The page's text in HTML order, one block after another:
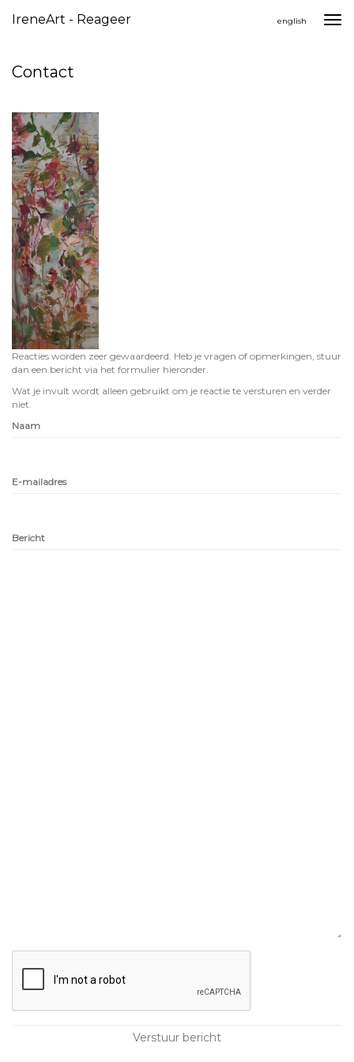
IreneArt - Reageer english
Contact
Reacties worden zeer gewaardeerd. Heb je vragen of opmerkingen, stuur
dan een bericht via het formulier hieronder.
Wat je invult wordt alleen gebruikt om je reactie te versturen en verder
niet.
Naam
E-mailadres
Bericht